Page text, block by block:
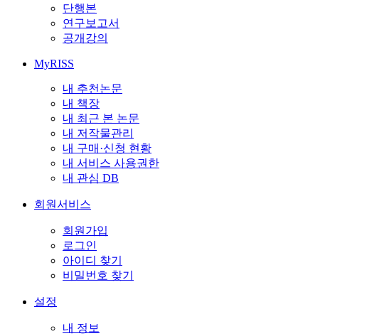
단행본
연구보고서
공개강의
MyRISS
내 추천논문
내 책장
내 최근 본 논문
내 저작물관리
내 구매·신청 현황
내 서비스 사용권한
내 관심 DB
회원서비스
회원가입
로그인
아이디 찾기
비밀번호 찾기
설정
내 정보